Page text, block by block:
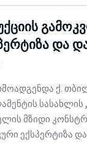
და
ქ.
სასახლის
მზიდი
ექსპერტიზა